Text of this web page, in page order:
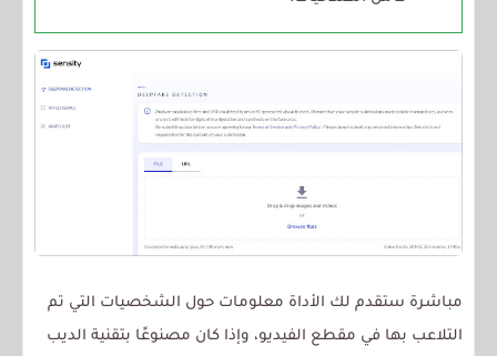
مباشرة ستقدم لك الأداة معلومات حول الشخصيات التي تم
التلاعب بها في مقطع الفيديو، وإذا كان مصنوعًا بتقنية الديب